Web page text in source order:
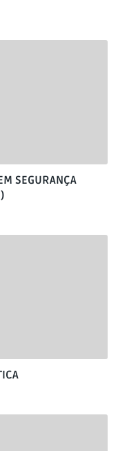
SEGURANÇA